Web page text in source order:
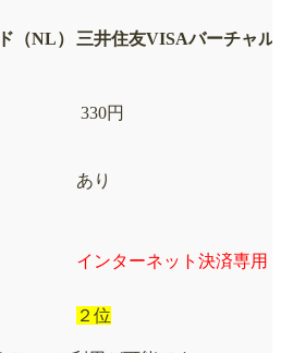
（NL） 三井住友VISAバーチャル
330円
あり
インターネット決済専用
２位